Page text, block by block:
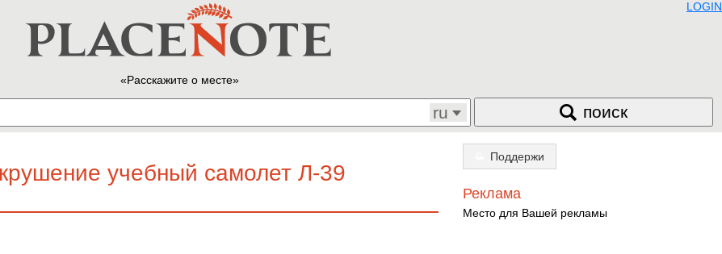
LOGIN
Расскажите о месте
ru поиск
учебный самолет Л-39
Поддержи
Реклама
Место для Вашей рекламы